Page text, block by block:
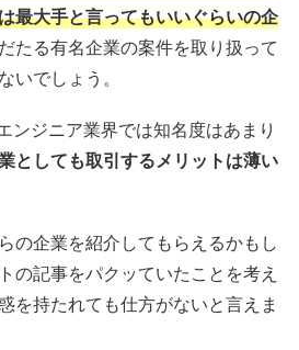
最大手と言ってもいいぐらいの企
たる有名企業の案件を取り扱って
いでしょう。
ンジニア業界では知名度はあまり
としても取引するメリットは薄い
の企業を紹介してもらえるかもし
の記事をパクッていたことを考え
を持たれても仕方がないと言えま